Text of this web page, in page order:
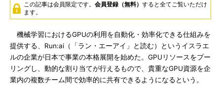
この記事は会員限定です。 会員登録（無料） すると全てご覧いただけ
ます。
機械学習におけるGPUの利用を自動化・効率化できる仕組みを
提供する、Run:ai（「ラン・エーアイ」と読む）というイスラエ
ルの企業が日本で事業の本格展開を始めた。GPUリソースをプー
リングし、動的な割り当てが行えるもので、貴重なGPU資源を企
業内の複数チーム間で効率的に共有できるようになるという。